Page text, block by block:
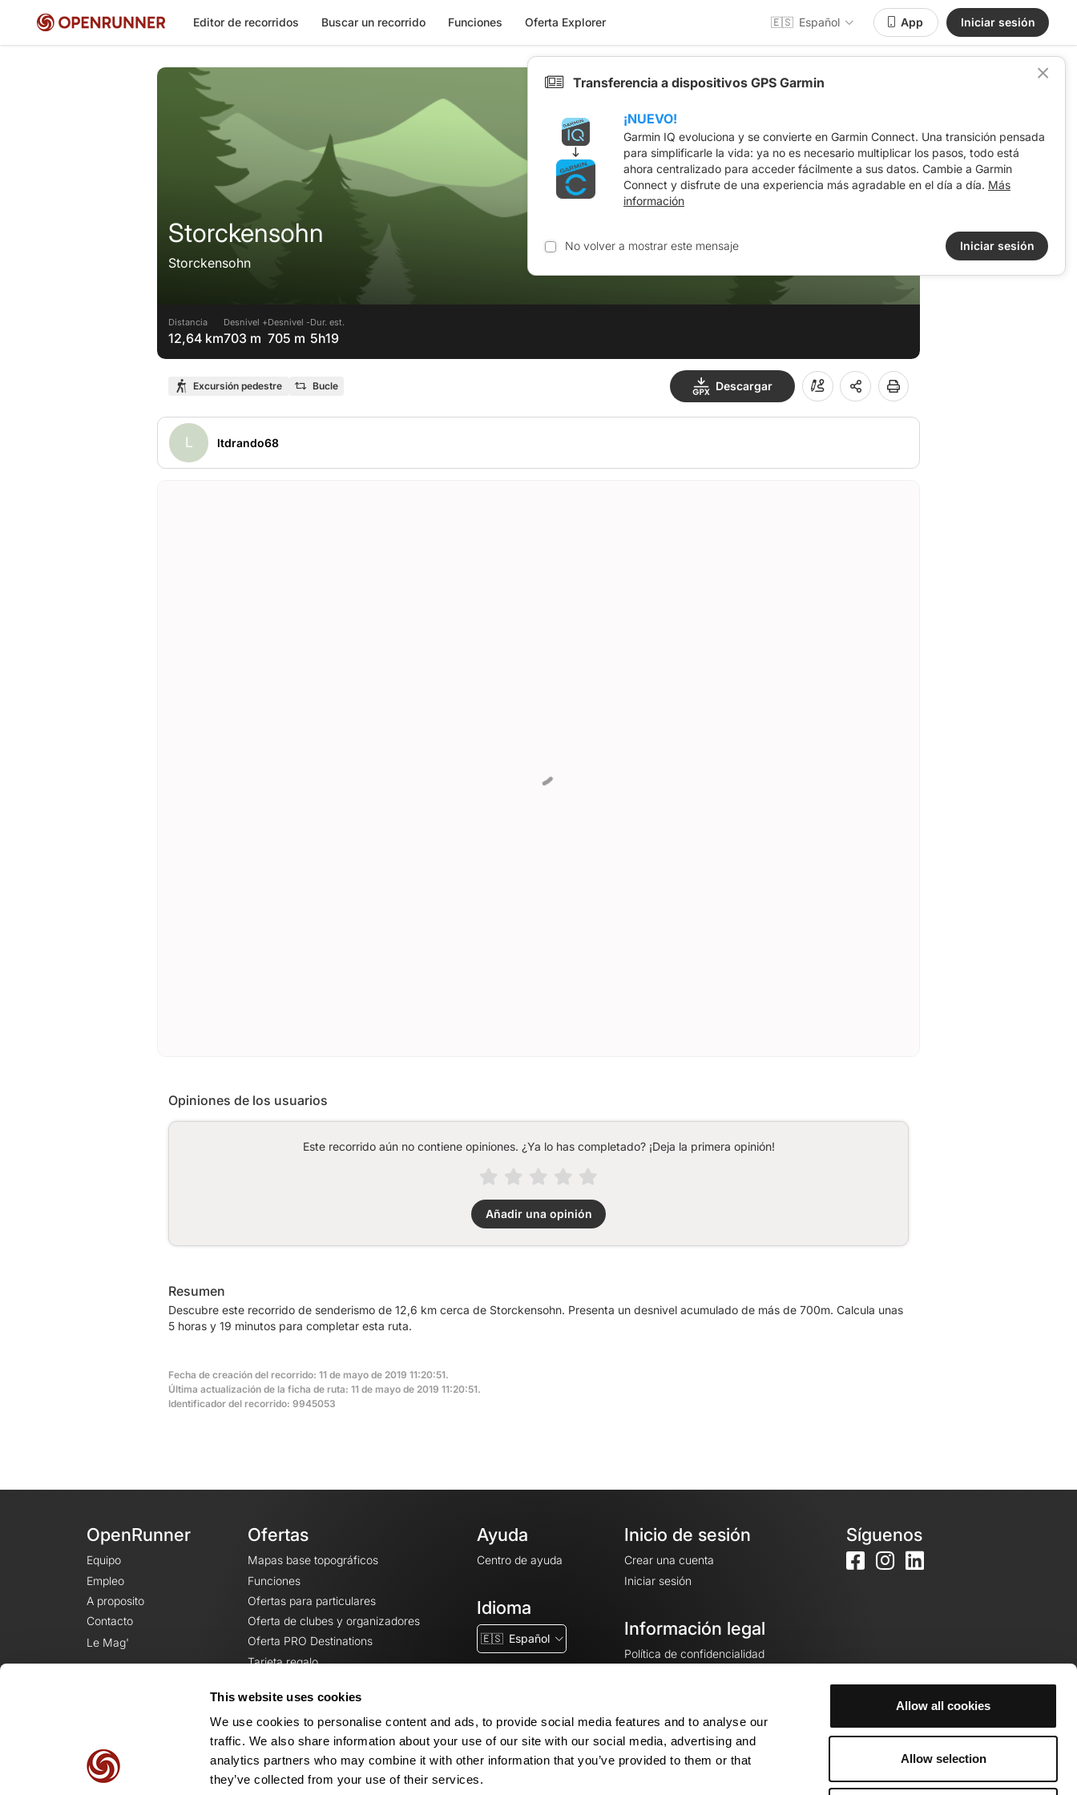
This website uses cookies
We use cookies to personalise content and ads, to provide social media features and to analyse our
traffic. We also share information about your use of our site with our social media, advertising and
analytics partners who may combine it with other information that you’ve provided to them or that
they’ve collected from your use of their services.
Allow all cookies
Allow selection
Editor de recorridos Buscar un recorrido Funciones Oferta Explorer 🇪🇸 Español App Iniciar sesión
Storckensohn
Storckensohn
Distancia
12,64 km
Desnivel +
703 m
Desnivel -
705 m
Dur. est.
5h19
Excursión pedestre Bucle Descargar
L ltdrando68
Opiniones de los usuarios
Este recorrido aún no contiene opiniones. ¿Ya lo has completado? ¡Deja la primera opinión!
Añadir una opinión
Resumen
Descubre este recorrido de senderismo de 12,6 km cerca de Storckensohn. Presenta un desnivel acumulado de más de 700m. Calcula unas
5 horas y 19 minutos para completar esta ruta.
Fecha de creación del recorrido: 11 de mayo de 2019 11:20:51.
Última actualización de la ficha de ruta: 11 de mayo de 2019 11:20:51.
Identificador del recorrido: 9945053
OpenRunner
Equipo
Empleo
A proposito
Contacto
Le Mag'
Ofertas
Mapas base topográficos
Funciones
Ofertas para particulares
Oferta de clubes y organizadores
Oferta PRO Destinations
Tarjeta regalo
Ayuda
Centro de ayuda
Idioma
🇪🇸 Español
Inicio de sesión
Crear una cuenta
Iniciar sesión
Información legal
Política de confidencialidad
Avisos legales
Configuración de cookies
Síguenos
Transferencia a dispositivos GPS Garmin
¡NUEVO!
Garmin IQ evoluciona y se convierte en Garmin Connect. Una transición pensada
para simplificarle la vida: ya no es necesario multiplicar los pasos, todo está
ahora centralizado para acceder fácilmente a sus datos. Cambie a Garmin
Connect y disfrute de una experiencia más agradable en el día a día. Más
información
No volver a mostrar este mensaje Iniciar sesión